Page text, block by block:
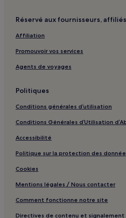
Corso Vercelli : Hôtels d’affaires
Corso Vercelli : Hôtels familiaux à
Station de métro Marche : hôtels
Via Torino : Hôtels avec centre de
Via Torino : Hôtels de luxe à
Via Torino : Hôtels d’affaires à
Via Torino : Hôtels avec spa à
Parc Giovanni Testori : hôtels à
Via della Spiga : Hôtels de luxe à
Via della Spiga : hôtels 4 étoiles
Via della Spiga : Hôtels-boutiques
Réservé aux fournisseurs,
Affiliation
Promouvoir vos services
Agents de voyages
Politiques
Conditions générales d’utilisation
Conditions Générales d’Utilisation
Accessibilité
Politique sur la protection des
Cookies
Mentions légales / Nous contacter
Comment fonctionne notre site
Directives de contenu et signalement